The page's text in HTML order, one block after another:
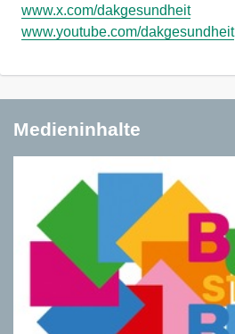
www.x.com/dakgesundheit
www.youtube.com/dakgesundheit
Medieninhalte